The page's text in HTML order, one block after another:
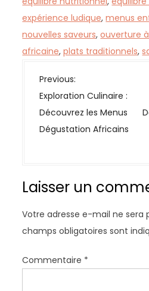
expérience ludique,menus
nouvelles saveurs,ouverture
africaine,plats traditionnels,
N
a
v
i
i
n
d
e
l
Previous:
Exploration Culinaire :
Découvrez les Menus
Dégustation Africains
Laisser un
Votre adresse e-mail ne sera
champs obligatoires sont
Commentaire *